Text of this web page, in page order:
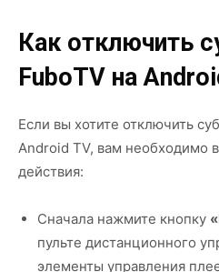
Как отключить
FuboTV на
Если вы хотите отключить
Android TV, вам необходимо
действия:
Сначала нажмите кнопку
пульте дистанционного
элементы управления